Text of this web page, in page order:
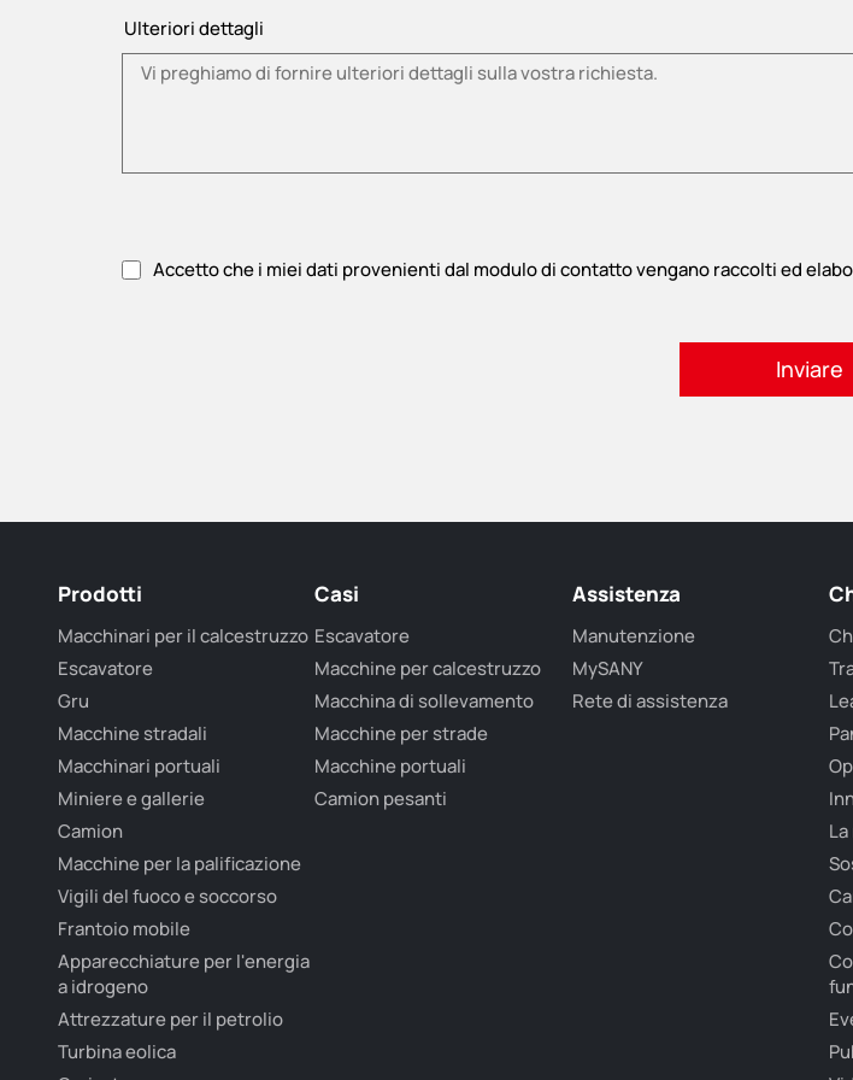
Ulteriori dettagli
Accetto che i miei dati provenienti dal modulo di contatto vengano raccolti ed
Prodotti
Macchinari per il calcestruzzo
Escavatore
Gru
Macchine stradali
Macchinari portuali
Miniere e gallerie
Camion
Macchine per la palificazione
Vigili del fuoco e soccorso
Frantoio mobile
Apparecchiature per l'energia
a idrogeno
Attrezzature per il petrolio
Turbina eolica
Casi
Escavatore
Macchine per calcestruzzo
Macchina di sollevamento
Macchine per strade
Macchine portuali
Camion pesanti
Assistenza
Manutenzione
MySANY
Rete di assistenza